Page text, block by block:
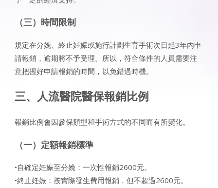
（三）時間限制
規定在分娩、終止妊娠或施行計劃生育手術次日起3年內申
請報銷，逾期將不予受理。所以，符合條件的人員需要注
意把握好申請報銷的時間，以免錯過時機。
三、人流醫院醫保報銷比例
報銷比例會因參保類型和手術方式的不同而有所變化。
（一）定額報銷標準
•自確定妊娠至分娩：一次性報銷2600元。
•終止妊娠：按實際發生費用報銷，但不超過2600元。